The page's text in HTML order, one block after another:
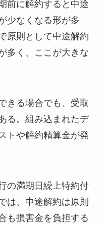
前に解約すると中途
少なくなる形が多
原則として中途解約
多く、ここが大きな
きる場合でも、受取
る。組み込まれたデ
トや解約精算金が発
の満期日繰上特約付
は、中途解約は原則
も損害金を負担する